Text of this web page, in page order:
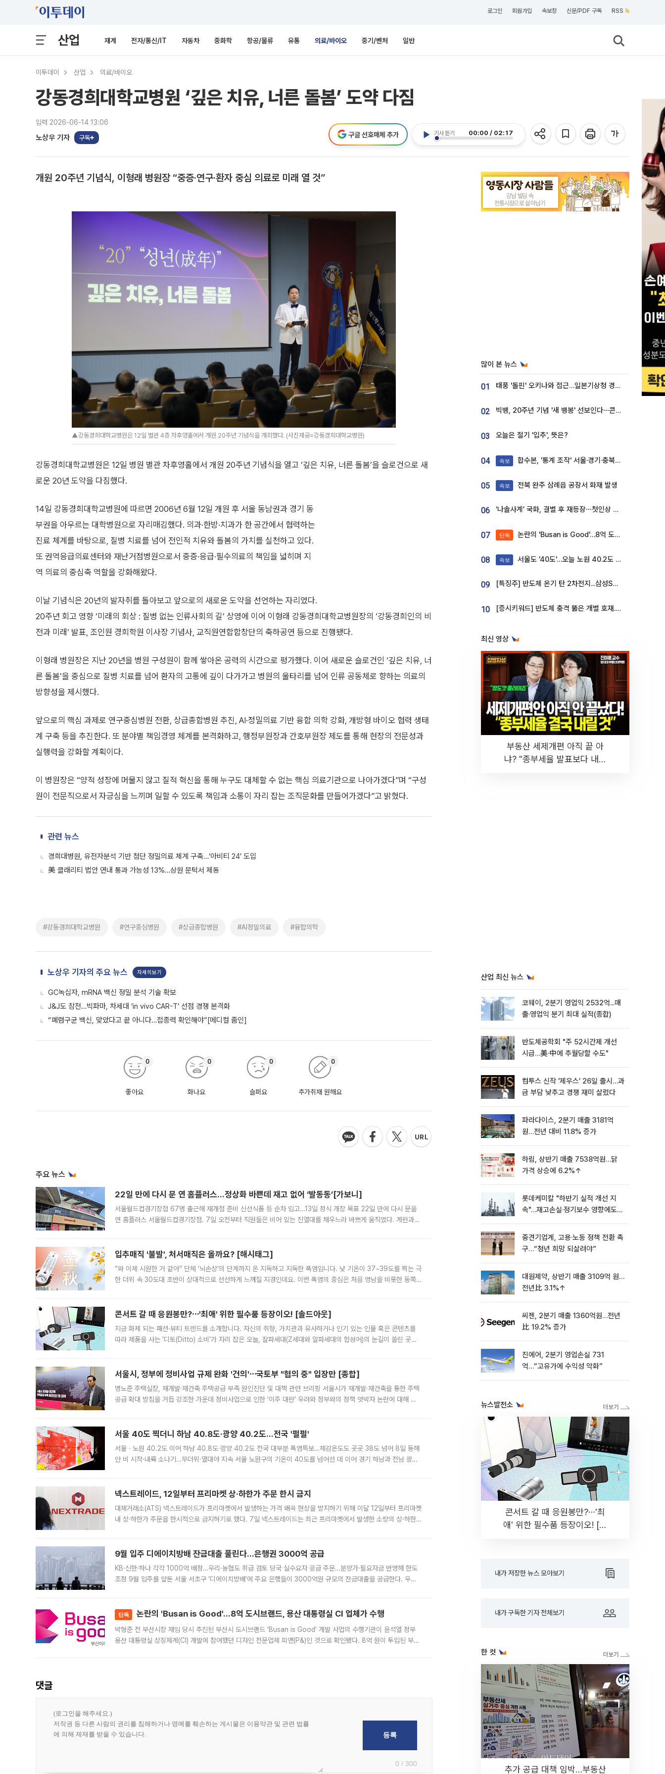
로그인 회원가입 속보창 신문/PDF 구독 RSS
산업 재계 전자/통신/IT 자동차 중화학 항공/물류 유통 의료/바이오 중기/벤처 일반
이투데이 산업 의료/바이오
강동경희대학교병원 ‘깊은 치유, 너른 돌봄’ 도약 다짐
입력 2026-06-14 13:06
노상우 기자 구독
기사 듣기 00:00 / 02:17
구글 선호매체 추가
개원 20주년 기념식, 이형래 병원장 “중증·연구·환자 중심 의료로 미래 열 것”
▲강동경희대학교병원은 12일 별관 4층 차후영홀에서 개원 20주년 기념식을 개최했다. (사진제공=강동경희대학교병원)
강동경희대학교병원은 12일 병원 별관 차후영홀에서 개원 20주년 기념식을 열고 ‘깊은 치유, 너른 돌봄’을 슬로건으로 새
로운 20년 도약을 다짐했다.
14일 강동경희대학교병원에 따르면 2006년 6월 12일 개원 후 서울 동남권과 경기 동
부권을 아우르는 대학병원으로 자리매김했다. 의과·한방·치과가 한 공간에서 협력하는
진료 체계를 바탕으로, 질병 치료를 넘어 전인적 치유와 돌봄의 가치를 실천하고 있다.
또 권역응급의료센터와 재난거점병원으로서 중증·응급·필수의료의 책임을 넓히며 지
역 의료의 중심축 역할을 강화해왔다.
이날 기념식은 20년의 발자취를 돌아보고 앞으로의 새로운 도약을 선언하는 자리였다.
20주년 회고 영향 ‘미래의 회상 : 질병 없는 인류사회의 길’ 상영에 이어 이형래 강동경희대학교병원장의 ‘강동경희인의 비
전과 미래’ 발표, 조인원 경희학원 이사장 기념사, 교직원연합합창단의 축하공연 등으로 진행됐다.
이형래 병원장은 지난 20년을 병원 구성원이 함께 쌓아온 공력의 시간으로 평가했다. 이어 새로운 슬로건인 ‘깊은 치유, 너
른 돌봄’을 중심으로 질병 치료를 넘어 환자의 고통에 깊이 다가가고 병원의 울타리를 넘어 인류 공동체로 향하는 의료의
방향성을 제시했다.
앞으로의 핵심 과제로 연구중심병원 전환, 상급종합병원 추진, AI·정밀의료 기반 융합 의학 강화, 개방형 바이오 협력 생태
계 구축 등을 추진한다. 또 분야별 책임경영 체계를 본격화하고, 행정부원장과 간호부원장 제도를 통해 현장의 전문성과
실행력을 강화할 계획이다.
이 병원장은 “양적 성장에 머물지 않고 질적 혁신을 통해 누구도 대체할 수 없는 핵심 의료기관으로 나아가겠다”며 “구성
원이 전문직으로서 자긍심을 느끼며 일할 수 있도록 책임과 소통이 자리 잡는 조직문화를 만들어가겠다”고 밝혔다.
관련 뉴스
경희대병원, 유전자분석 기반 첨단 정밀의료 체계 구축…‘아비티 24’ 도입
美 클래리티 법안 연내 통과 가능성 13%…상원 문턱서 제동
#강동경희대학교병원 #연구중심병원 #상급종합병원 #AI정밀의료 #융합의학
노상우 기자의 주요 뉴스 자세히보기
GC녹십자, mRNA 백신 정밀 분석 기술 확보
J&J도 참전…빅파마, 차세대 ‘in vivo CAR-T’ 선점 경쟁 본격화
“폐렴구균 백신, 맞았다고 끝 아니다…접종력 확인해야”[메디컬 줌인]
좋아요
0
화나요
0
슬퍼요
0
추가취재 원해요
0
주요 뉴스
22일 만에 다시 문 연 홈플러스…정상화 바쁜데 재고 없어 ‘발동동’[가보니]
서울월드컵경기장점 67명 출근해 재개점 준비 신선식품 등 순차 입고…13일 정식 개장 목표 22일 만에 다시 문을
연 홈플러스 서울월드컵경기장점. 7일 오전부터 직원들은 비어 있는 진열대를 채우느라 바쁘게 움직였다. 계란과
입추매직 '불발', 처서매직은 올까요? [해시태그]
“와 이제 시원한 거 같아” 단체 ‘뇌손상’의 단계까지 온 지독하고 지독한 폭염입니다. 낮 기온이 37~39도를 찍는 극
한 더위 속 30도대 초반이 상대적으로 선선하게 느껴질 지경인데요. 이번 폭염의 중심은 처음 영남을 비롯한 동쪽
콘서트 갈 때 응원봉만?⋯'최애' 위한 필수품 등장이오! [솔드아웃]
지금 화제 되는 패션·뷰티 트렌드를 소개합니다. 자신의 취향, 가치관과 유사하거나 인기 있는 인물 혹은 콘텐츠를
따라 제품을 사는 '디토(Ditto) 소비'가 자리 잡은 오늘, 잘파세대(Z세대와 알파세대의 합성어)의 눈길이 쏠린 곳은
서울시, 정부에 정비사업 규제 완화 '건의'⋯국토부 "협의 중" 입장만 [종합]
명노준 주택실장, 재개발·재건축 주택공급 부족 원인진단 및 대책 관련 브리핑 서울시가 재개발·재건축을 통한 주택
공급 확대 방침을 거듭 강조한 가운데 정비사업으로 인한 '이주 대란' 우려와 정부와의 정책 엇박자 논란에 대해 정
서울 40도 찍더니 하남 40.8도·광양 40.2도…전국 '펄펄'
서울ㆍ노원 40.2도 이어 하남 40.8도·광양 40.2도 전국 대부분 폭염특보…체감온도도 곳곳 38도 넘어 8일 동해
안 비 시작·내륙 소나기…무더위·열대야 지속 서울 노원구의 기온이 40도를 넘어선 데 이어 경기 하남과 전남 광양
넥스트레이드, 12일부터 프리마켓 상·하한가 주문 한시 금지
대체거래소(ATS) 넥스트레이드가 프리마켓에서 발생하는 가격 왜곡 현상을 방지하기 위해 이달 12일부터 프리마켓
내 상·하한가 주문을 한시적으로 금지하기로 했다. 7일 넥스트레이드는 최근 프리마켓에서 발생한 소량의 상·하한
9월 입주 디에이치방배 잔금대출 풀린다…은행권 3000억 공급
KB·신한·하나 각각 1000억 배정…우리·농협도 취급 검토 당국 실수요자 공급 주문…분양가·필요자금 반영해 한도
조정 9월 입주를 앞둔 서울 서초구 ‘디에이치방배’에 주요 은행들이 3000억원 규모의 잔금대출을 공급한다. 우리
단독 논란의 'Busan is Good'…8억 도시브랜드, 용산 대통령실 CI 업체가 수행
박형준 전 부산시장 재임 당시 추진된 부산시 도시브랜드 ‘Busan is Good’ 개발 사업의 수행기관이 윤석열 정부
용산 대통령실 상징체계(CI) 개발에 참여했던 디자인 전문업체 피앤(P&)인 것으로 확인됐다. 8억 원이 투입된 부산
댓글
0 / 300
많이 본 뉴스
01 태풍 '돌핀' 오키나와 접근…일본기상청 경로 업데이트
02 빅뱅, 20주년 기념 '새 뱅봉' 선보인다⋯콘서트 앞두고 팝업 개최
03 오늘은 절기 '입추', 뜻은?
04 속보 합수본, '통계 조작' 서울·경기·충북 선관위 등 추가 압수수색
05 속보 전북 완주 삼례읍 공장서 화재 발생
06 ‘나솔사계’ 국화, 결별 후 재등장⋯첫인상 투표 휩쓸고 ‘인기녀’ 등극
07 단독 논란의 'Busan is Good'…8억 도시브랜드, 용산 대통령실 CI 업체가 수행
08 속보 서울도 '40도'…오늘 노원 40.2도 기록
09 [특징주] 반도체 온기 탄 2차전지...삼성SDI, 장 초반 7% 넘게 껑충
10 [증시키워드] 반도체 충격 뚫은 개별 호재...포스코퓨처엠·에코프로·한화솔루션 '눈길'
최신 영상
부동산 세제개편 아직 끝 아
냐? "종부세율 발표보다 내릴
산업 최신 뉴스
코웨이, 2분기 영업익 2532억...매
출·영업익 분기 최대 실적(종합)
반도체공학회 "주 52시간제 개선
시급…美·中에 추월당할 수도"
컴투스 신작 ‘제우스’ 26일 출시…과
금 부담 낮추고 경쟁 재미 살렸다
파라다이스, 2분기 매출 3181억
원…전년 대비 11.8% 증가
하림, 상반기 매출 7538억원…닭
가격 상승에 6.2%↑
롯데케미칼 "하반기 실적 개선 지
속"…재고손실·정기보수 영향에도
중견기업계, 고용·노동 정책 전환 촉
구…“청년 희망 되살려야”
대원제약, 상반기 매출 3109억 원…
전년比 3.1%↑
씨젠, 2분기 매출 1360억원…전년
比 19.2% 증가
진에어, 2분기 영업손실 731
억…“고유가에 수익성 악화”
뉴스발전소
콘서트 갈 때 응원봉만?⋯'최
애' 위한 필수품 등장이오! [솔
내가 저장한 뉴스 모아보기
내가 구독한 기자 전체보기
한 컷
추가 공급 대책 임박…부동산